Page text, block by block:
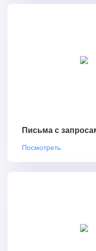
Письма с
Посмотреть